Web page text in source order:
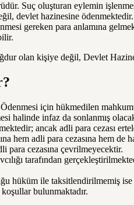
Suç oluşturan eylemin
devlet hazinesine
gereken para anlamına
olan kişiye değil, Devlet
için hükmedilen
halinde infaz da sonlanmış
ancak adli para cezası
hem adli para cezasına hem de
para cezasına çevrilmeyecektir.
tarafından
hüküm ile taksitlendirilmemiş ise
bulunmaktadır.